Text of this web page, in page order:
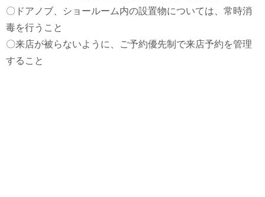
〇ドアノブ、ショールーム内の設置物については、常時消
毒を行うこと
〇来店が被らないように、ご予約優先制で来店予約を管理
すること